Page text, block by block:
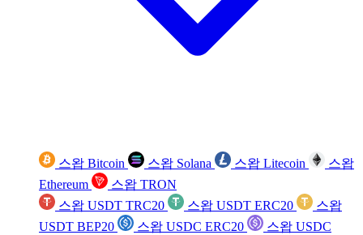
스왑 Bitcoin 스왑 Solana 스왑 Litecoin
스왑
Ethereum
스왑 TRON
스왑 USDT TRC20
스왑 USDT ERC20
스왑
USDT BEP20
스왑 USDC ERC20
스왑 USDC